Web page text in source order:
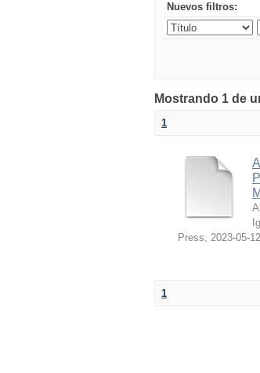
Nuevos filtros:
Mostrando 1 de
1
Press, 2023-05-12
1